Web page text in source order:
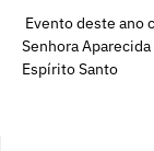
Evento deste ano
Senhora
Espírito Santo